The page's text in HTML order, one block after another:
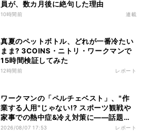
員が、数カ月後に絶句した理由
10時間前 連載
真夏のペットボトル、どれが一番冷たい
まま? 3COINS・ニトリ・ワークマンで
15時間検証してみた
12時間前 レポート
ワークマンの「ペルチェベスト」、"作
業する人用"じゃない!? スポーツ観戦や
家事での熱中症&冷え対策に――話題の
商品を徹底検証
2026/08/07 17:53 レポート